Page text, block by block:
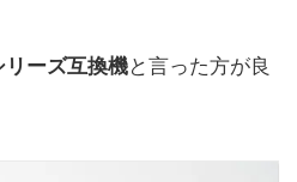
リーズ互換機と言った方が良